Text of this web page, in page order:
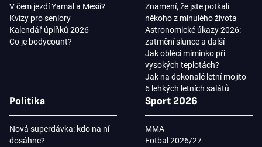
V čem jezdí Yamal a Mesii?
Kvízy pro seniory
Kalendář úplňků 2026
Co je bodycount?
Znamení, že jste potkali
někoho z minulého života
Astronomické úkazy 2026:
zatmění slunce a další
Jak obléci miminko při
vysokých teplotách?
Jak na dokonalé letní mojito
6 lehkých letních salátů
Politika
Nová superdávka: kdo na ní
dosáhne?
Sport 2026
MMA
Fotbal 2026/27